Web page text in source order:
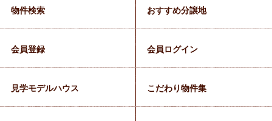
物件検索 おすすめ分譲地
会員登録 会員ログイン
見学モデルハウス こだわり物件集